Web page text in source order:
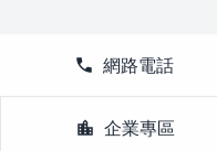
call 網路電話
location_city 企業專區